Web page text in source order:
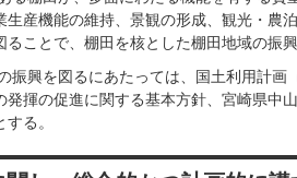
生産機能の維持、景観の形成、観光・農
ことで、棚田を核とした棚田地域の振
振興を図るにあたっては、国土利用計画
揮の促進に関する基本方針、宮崎県中
る。